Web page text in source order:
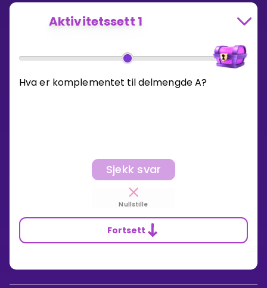
Aktivitetssett 1
Hva er komplementet til delmengde A?
Sjekk svar
Nullstille
Fortsett